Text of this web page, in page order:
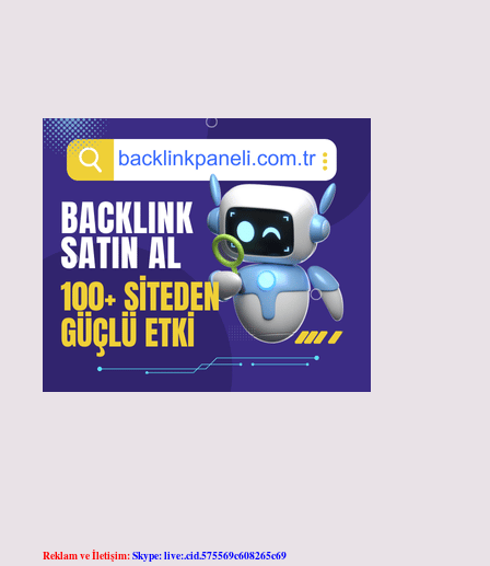
Reklam ve İletişim:Skype: live:.cid.575569c608265c69